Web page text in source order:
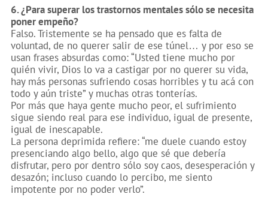
6. ¿Para superar los trastornos mentales sólo se necesita
poner empeño?
Falso.Tristemente se ha pensado que es falta de
voluntad, de no querer salir de ese túnel… y por eso se
usan frases absurdas como: “Usted tiene mucho por
quién vivir, Dios lo va a castigar por no querer su vida,
hay más personas sufriendo cosas horribles y tu acá con
todo y aún triste” y muchas otras tonterías.
Por más que haya gente mucho peor, el sufrimiento
sigue siendo real para ese individuo, igual de presente,
igual de inescapable.
La persona deprimida refiere: “me duele cuando estoy
presenciando algo bello, algo que sé que debería
disfrutar, pero por dentro sólo soy caos, desesperación y
desazón; incluso cuando lo percibo, me siento
impotente por no poder verlo”.